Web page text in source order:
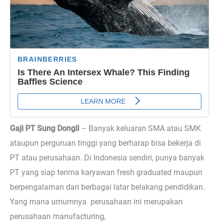
Gaji PT Sung Dongil – Banyak keluaran SMA atau SMK
ataupun perguruan tinggi yang berharap bisa bekerja di
PT atau perusahaan. Di Indonesia sendiri, punya banyak
PT yang siap terima karyawan fresh graduated maupun
berpengalaman dari berbagai latar belakang pendidikan.
Yang mana umumnya perusahaan ini merupakan
perusahaan manufacturing,